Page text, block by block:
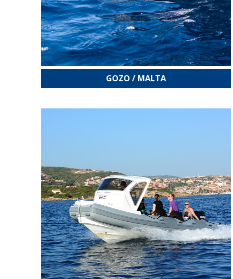
GOZO / MALTA